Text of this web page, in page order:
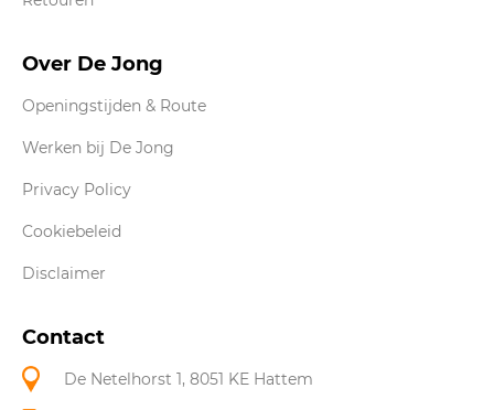
Over De Jong
Openingstijden & Route
Werken bij De Jong
Privacy Policy
Cookiebeleid
Disclaimer
Contact
De Netelhorst 1, 8051 KE Hattem